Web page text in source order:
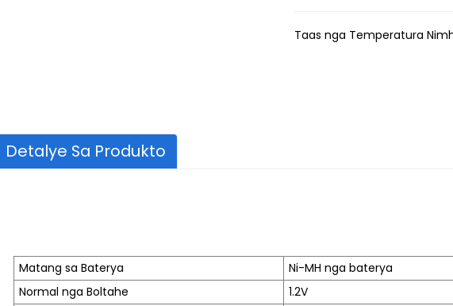
Taas nga Temperatura
Detalye Sa Produkto
Matang sa Baterya
Ni-MH nga baterya
Normal nga Boltahe
1.2V